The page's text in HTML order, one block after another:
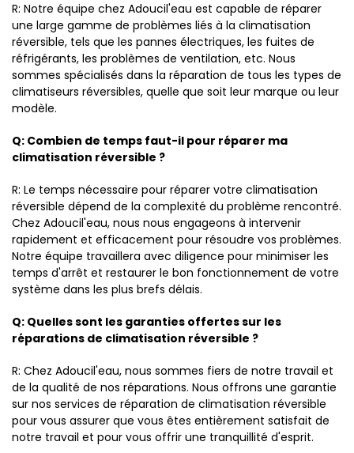
R: Notre équipe chez Adoucil'eau est capable de réparer
une large gamme de problèmes liés à la climatisation
réversible, tels que les pannes électriques, les fuites de
réfrigérants, les problèmes de ventilation, etc. Nous
sommes spécialisés dans la réparation de tous les types de
climatiseurs réversibles, quelle que soit leur marque ou leur
modèle.
Q: Combien de temps faut-il pour réparer ma
climatisation réversible ?
R: Le temps nécessaire pour réparer votre climatisation
réversible dépend de la complexité du problème rencontré.
Chez Adoucil'eau, nous nous engageons à intervenir
rapidement et efficacement pour résoudre vos problèmes.
Notre équipe travaillera avec diligence pour minimiser les
temps d'arrêt et restaurer le bon fonctionnement de votre
système dans les plus brefs délais.
Q: Quelles sont les garanties offertes sur les
réparations de climatisation réversible ?
R: Chez Adoucil'eau, nous sommes fiers de notre travail et
de la qualité de nos réparations. Nous offrons une garantie
sur nos services de réparation de climatisation réversible
pour vous assurer que vous êtes entièrement satisfait de
notre travail et pour vous offrir une tranquillité d'esprit.